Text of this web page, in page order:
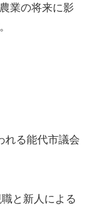
業の将来に影
れる能代市議会
と新人による